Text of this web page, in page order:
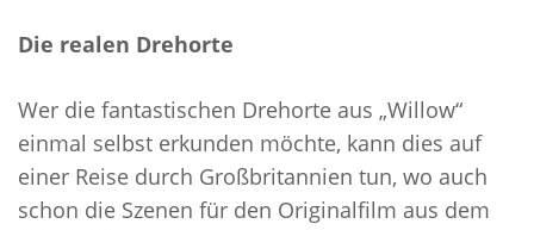
Die realen Drehorte
Wer die fantastischen Drehorte aus „Willow“
einmal selbst erkunden möchte, kann dies auf
einer Reise durch Großbritannien tun, wo auch
schon die Szenen für den Originalfilm aus dem